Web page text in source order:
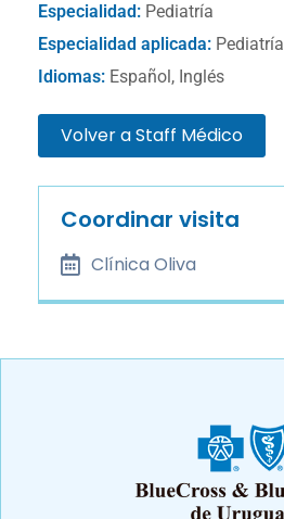
Especialidad: Pediatría
Especialidad aplicada: Pediatría
Idiomas: Español, Inglés
Volver a Staff Médico
Coordinar visita
Clínica Oliva